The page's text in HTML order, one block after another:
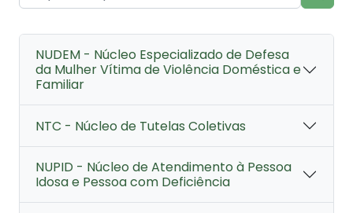
NUDEM - Núcleo Especializado de Defesa
da Mulher Vítima de Violência Doméstica e
Familiar
NTC - Núcleo de Tutelas Coletivas
NUPID - Núcleo de Atendimento à Pessoa
Idosa e Pessoa com Deficiência